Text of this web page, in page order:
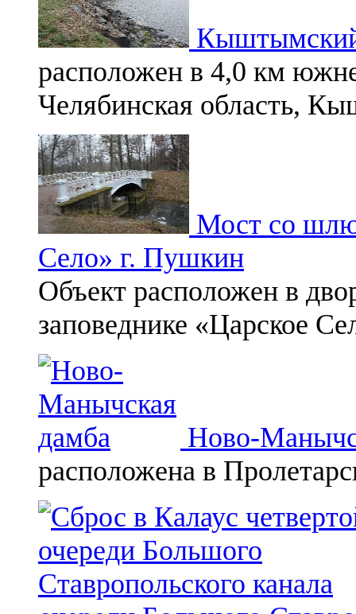
расположен в 4,0 км
Челябинская область,
Мост со
Село» г. Пушкин
Объект расположен в
заповеднике «Царское
Ново-
расположена в